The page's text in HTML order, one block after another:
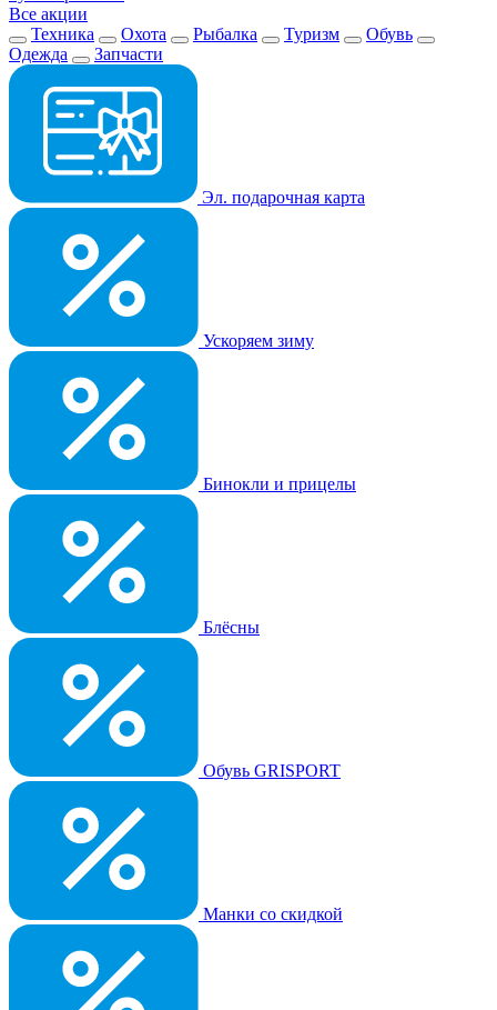
Все акции
Техника
Охота Рыбалка Туризм
Обувь
Одежда
Запчасти
Эл. подарочная карта
Ускоряем зиму
Бинокли и прицелы
Блёсны
Обувь GRISPORT
Манки со скидкой